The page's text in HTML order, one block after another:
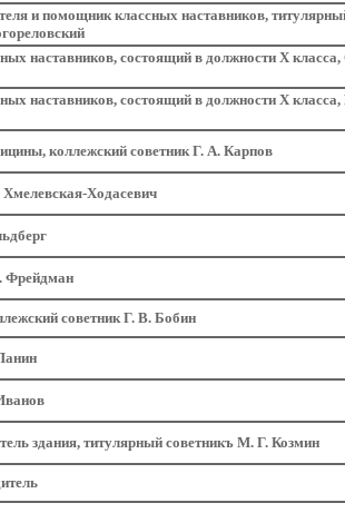
и помощник классных наставников,
наставников, состоящий в должности Х
наставников, состоящий в должности Х
коллежский советник Г. А. Карпов
Ходасевич
Фрейдман
советник Г. В. Бобин
здания, титулярный советникъ М. Г. Козмин